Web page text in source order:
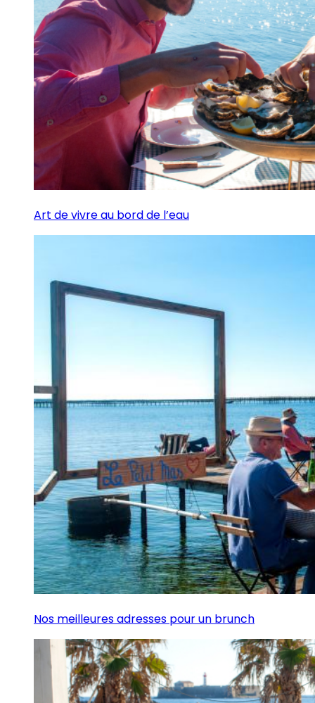
Art de vivre au bord de l’eau
Nos meilleures adresses pour un brunch